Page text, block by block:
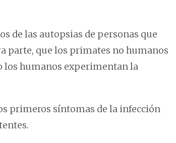
de las autopsias de personas que
parte, que los primates no humanos
los humanos experimentan la
primeros síntomas de la infección